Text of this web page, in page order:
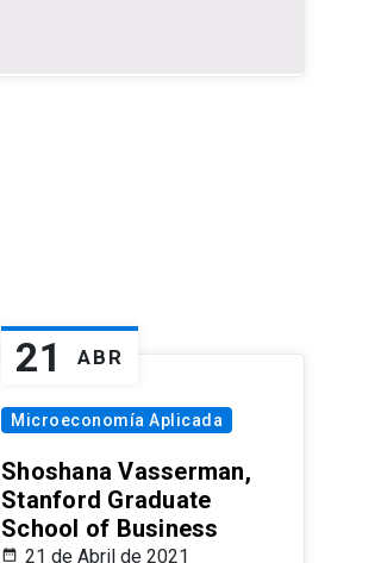
21 ABR
Microeconomía Aplicada
Shoshana Vasserman,
Stanford Graduate
School of Business
21 de Abril de 2021